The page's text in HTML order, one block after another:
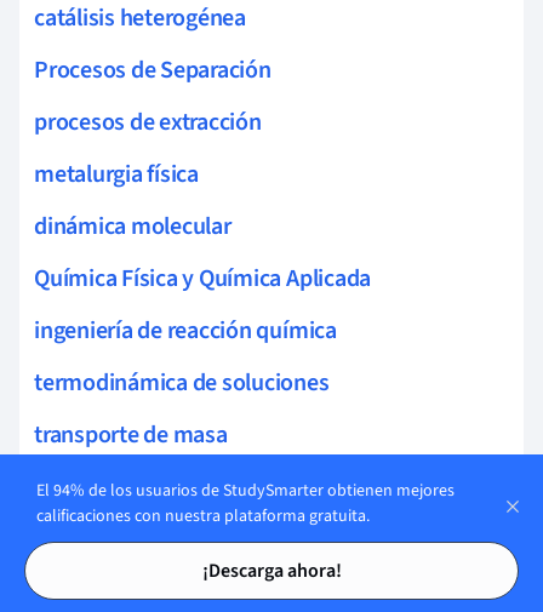
Tarjetas de estudio
Tarjetas de estudio
catálisis heterogénea
Procesos de Separación
procesos de extracción
metalurgia física
dinámica molecular
Química Física y Química Aplicada
ingeniería de reacción química
termodinámica de soluciones
transporte de masa
cálculos termodinámicos
adsorción
cinética de reacciones
El 94% de los usuarios de StudySmarter obtienen mejores
calificaciones con nuestra plataforma gratuita.
¡Descarga ahora!